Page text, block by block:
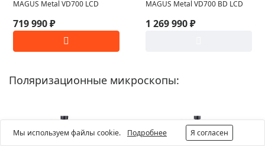
MAGUS Metal VD700 LCD
719 990 ₽
MAGUS Metal VD700 BD LCD
1 269 990 ₽
Поляризационные микроскопы:
Мы используем файлы cookie. Подробнее Я согласен